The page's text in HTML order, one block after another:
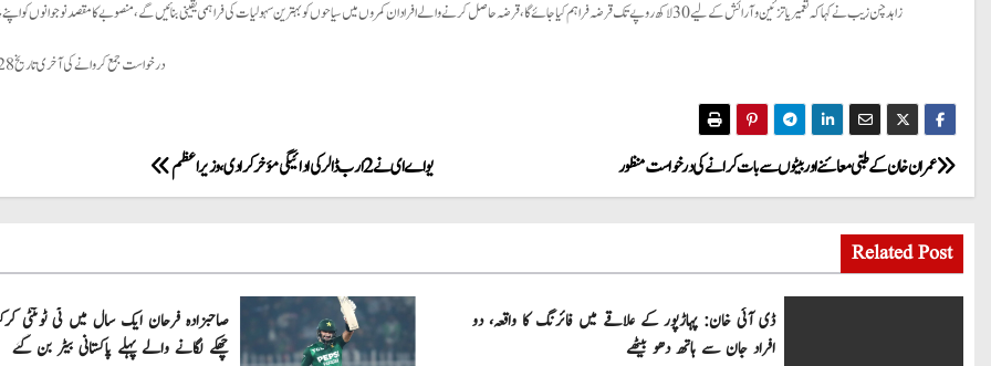
زاہد چن زیب نے کہا کہ تعمیر یا تزئین و آرائش کے لیے 30 لاکھ روپے تک قرضہ فراہم کیا جائے گا، قرضہ حاصل کرنے والے افراد ان کمروں میں سیاحوں کو بہترین سہولیات کی فراہمی یقینی بنائیں گے، منصوبے کا مقصد نوجوانوں کو اپنے پیروں پر کھڑا کرنا ہے۔
درخواست جمع کروانے کی آخری تاریخ 28 جنوری 2025 ہے۔
P
o
s
یواے ای نے 2 ارب ڈالر کی ادائیگی مؤخر کرا دی، وزیر اعظم عمران خان کے طبی معائنے اور بیٹوں سے بات کرانے کی درخواست منظور
Related Post
ڈی آئی خان: پہاڑپور کے علاقے میں فائرنگ کا واقعہ، دو
افراد جان سے ہاتھ دھو بیٹھے
چھکے لگانے والے پہلے پاکستانی بیٹر بن گئے